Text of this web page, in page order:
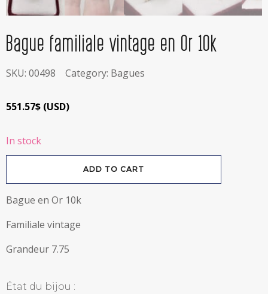
Bague familiale vintage en Or 10k
SKU: 00498 Category: Bagues
551.57$ (USD)
In stock
en
10k
quantity
ADD TO CART
Bague en Or 10k
Familiale vintage
Grandeur 7.75
État du bijou :